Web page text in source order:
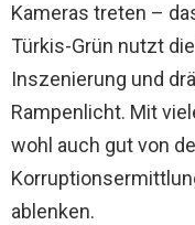
Kameras treten –
Türkis-Grün nutzt
Inszenierung und
Rampenlicht. Mit
wohl auch gut von
ablenken.